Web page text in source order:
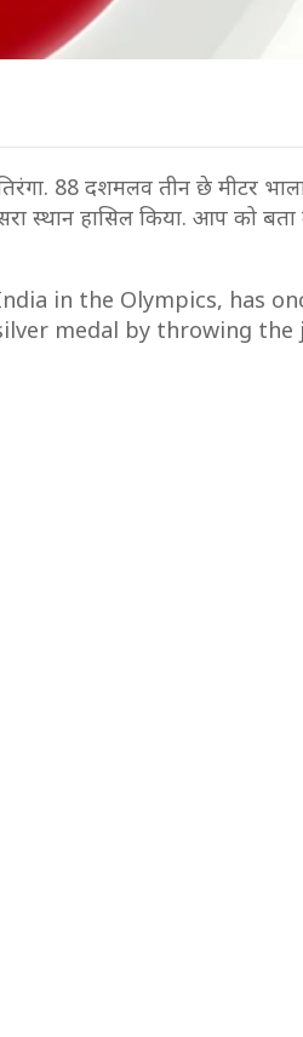
88 दशमलव तीन छे मीटर
स्थान हासिल किया. आप को
in the Olympics, has
medal by throwing the